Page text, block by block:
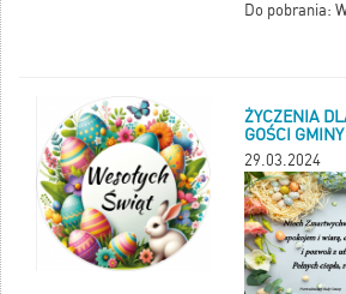
Do pobrania:
ŻYCZENIA
GOŚCI
29.03.2024